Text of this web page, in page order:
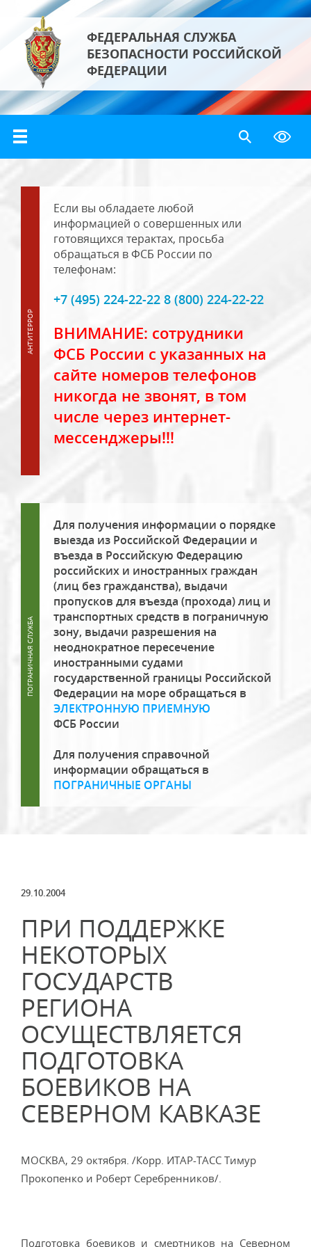
ФЕДЕРАЛЬНАЯ СЛУЖБА
БЕЗОПАСНОСТИ РОССИЙСКОЙ
ФЕДЕРАЦИИ
Если вы обладаете любой
информацией о совершенных или
готовящихся терактах, просьба
обращаться в ФСБ России по
телефонам:
+7 (495) 224-22-22 8 (800) 224-22-22
ВНИМАНИЕ: сотрудники
ФСБ России с указанных на
сайте номеров телефонов
никогда не звонят, в том
числе через интернет-
мессенджеры!!!
Для получения информации о порядке
выезда из Российской Федерации и
въезда в Российскую Федерацию
российских и иностранных граждан
(лиц без гражданства), выдачи
пропусков для въезда (прохода) лиц и
транспортных средств в пограничную
зону, выдачи разрешения на
неоднократное пересечение
иностранными судами
государственной границы Российской
Федерации на море обращаться в
ЭЛЕКТРОННУЮ ПРИЕМНУЮ
ФСБ России
Для получения справочной
информации обращаться в
ПОГРАНИЧНЫЕ ОРГАНЫ
29.10.2004
ПРИ ПОДДЕРЖКЕ
НЕКОТОРЫХ
ГОСУДАРСТВ
РЕГИОНА
ОСУЩЕСТВЛЯЕТСЯ
ПОДГОТОВКА
БОЕВИКОВ НА
СЕВЕРНОМ КАВКАЗЕ
МОСКВА, 29 октября. /Корр. ИТАР-ТАСС Тимур
Прокопенко и Роберт Серебренников/.
Подготовка боевиков и смертников на Северном